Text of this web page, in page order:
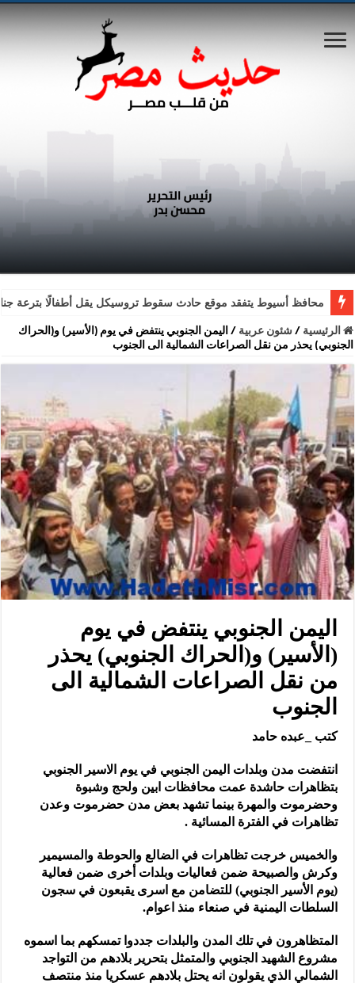
محافظ أسيوط يتفقد موقع حادث سقوط تروسيكل يقل أطفالًا بترعة
الرئيسية /شئون عربية /اليمن الجنوبي ينتفض في يوم (الأسير) و(الحراك
الجنوبي) يحذر من نقل الصراعات الشمالية الى الجنوب
اليمن الجنوبي ينتفض في يوم
(الأسير) و(الحراك الجنوبي) يحذر
من نقل الصراعات الشمالية الى
الجنوب
كتب _عبده حامد
انتفضت مدن وبلدات اليمن الجنوبي في يوم الاسير الجنوبي
بتظاهرات حاشدة عمت محافظات ابين ولحج وشبوة
وحضرموت والمهرة بينما تشهد بعض مدن حضرموت وعدن
تظاهرات في الفترة المسائية .
والخميس خرجت تظاهرات في الضالع والحوطة والمسيمير
وكرش والصبيحة ضمن فعاليات وبلدات أخرى ضمن فعالية
(يوم الأسير الجنوبي) للتضامن مع اسرى يقبعون في سجون
السلطات اليمنية في صنعاء منذ اعوام.
المتظاهرون في تلك المدن والبلدات جددوا تمسكهم بما اسموه
مشروع الشهيد الجنوبي والمتمثل بتحرير بلادهم من التواجد
الشمالي الذي يقولون انه يحتل بلادهم عسكريا منذ منتصف